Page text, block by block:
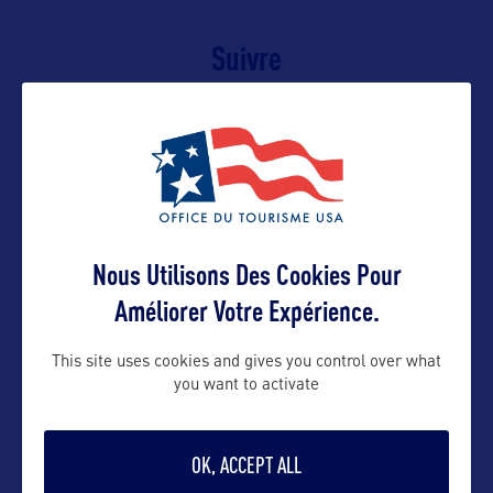
Suivre
Nous Utilisons Des Cookies Pour
Améliorer Votre Expérience.
This site uses cookies and gives you control over what
you want to activate
OK, ACCEPT ALL